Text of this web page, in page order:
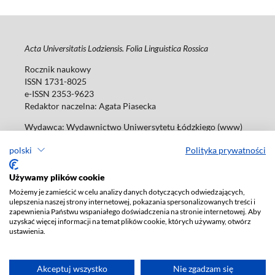
polski Polityka prywatności
Używamy plików cookie
Możemy je zamieścić w celu analizy danych dotyczących odwiedzających,
ulepszenia naszej strony internetowej, pokazania spersonalizowanych treści i
zapewnienia Państwu wspaniałego doświadczenia na stronie internetowej. Aby
uzyskać więcej informacji na temat plików cookie, których używamy, otwórz
ustawienia.
Akceptuj wszystko Nie zgadzam się
Acta Universitatis Lodziensis. Folia Linguistica Rossica
Rocznik naukowy
ISSN 1731-8025
e-ISSN 2353-9623
Redaktor naczelna: Agata Piasecka
Wydawca: Wydawnictwo Uniwersytetu Łódzkiego (www)
Tel.: 42 235 01 65, fax: 42 66 55 86
Deklaracja dostępności